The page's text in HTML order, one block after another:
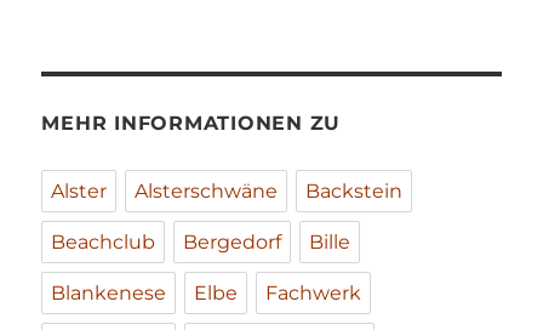
MEHR INFORMATIONEN ZU
Alster Alsterschwäne Backstein
Beachclub Bergedorf Bille
Blankenese Elbe Fachwerk